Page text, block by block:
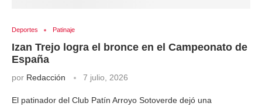
Deportes Patinaje
Izan Trejo logra el bronce en el Campeonato de
España
por Redacción 7 julio, 2026
El patinador del Club Patín Arroyo Sotoverde dejó una